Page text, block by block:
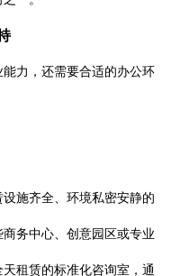
力，还需要合适的办公环
施齐全、环境私密安静的
务中心、创意园区或专业
租赁的标准化咨询室，通